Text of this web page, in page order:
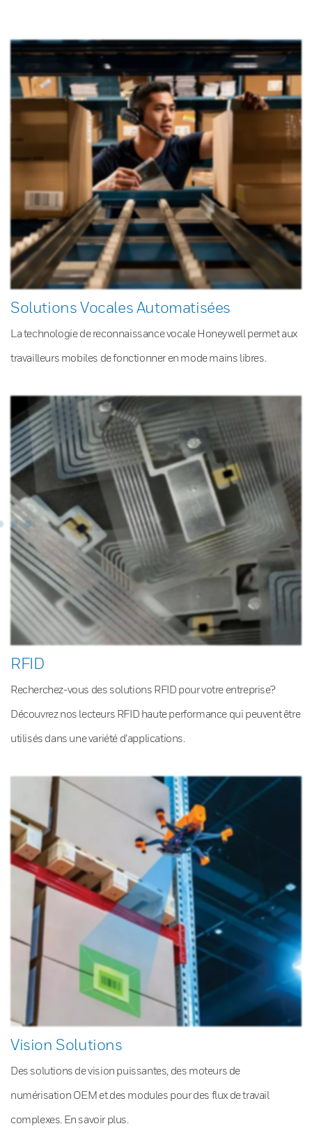
Solutions Vocales Automatisées
La technologie de reconnaissance vocale Honeywell permet aux
travailleurs mobiles de fonctionner en mode mains libres.
RFID
Recherchez-vous des solutions RFID pour votre entreprise?
Découvrez nos lecteurs RFID haute performance qui peuvent être
utilisés dans une variété d’applications.
Vision Solutions
Des solutions de vision puissantes, des moteurs de
numérisation OEM et des modules pour des flux de travail
complexes. En savoir plus.